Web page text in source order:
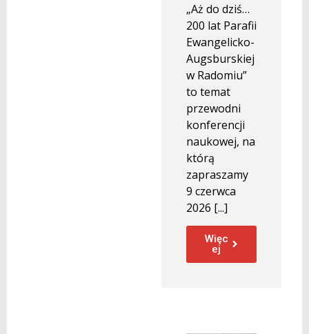
„Aż do dziś…
200 lat Parafii
Ewangelicko-
Augsburskiej
w Radomiu”
to temat
przewodni
konferencji
naukowej, na
którą
zapraszamy
9 czerwca
2026 [...]
Więc
ej